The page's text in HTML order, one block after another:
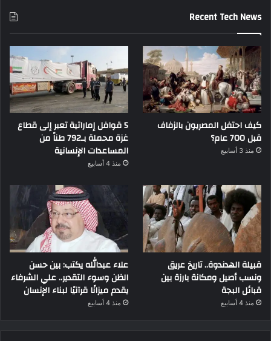
Recent Tech News
كيف احتفل المصريون بالزفاف
قبل 700 عام؟
منذ 3 أسابيع
5 قوافل إماراتية تعبر إلى قطاع
غزة محملة بـ792 طناً من
المساعدات الإنسانية
منذ 4 أسابيع
قبيلة الهدندوة.. تاريخ عريق
ونسب أصيل ومكانة بارزة بين
قبائل البجة
منذ 4 أسابيع
علاء عبدالله يكتب: بين حسن
الظن وسوء التقدير.. علي الشرفاء
يقدم ميزانًا قرآنيًا لبناء الإنسان
منذ 4 أسابيع